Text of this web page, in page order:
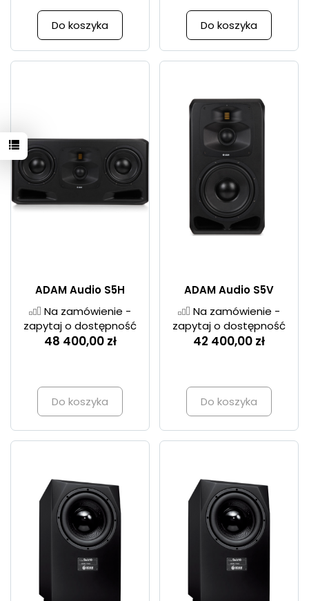
Do koszyka Do koszyka
ADAM Audio S5H
Na zamówienie -
zapytaj o dostępność
48 400,00 zł
Do koszyka
ADAM Audio S5V
Na zamówienie -
zapytaj o dostępność
42 400,00 zł
Do koszyka